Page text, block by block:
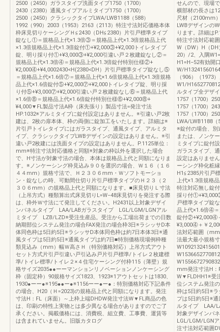
2500（2450）ガラスタイプ洗面タイプ1750（1700）
2430（2380）通風タイプアルミタイプ1750（1700）
2500（2450）クラシックタイプLWA/LWB1188（588）
1992（990）2003（1953）2163（2113）特注寸法対応価格本体
枠床見切りケーシングＨ≦2430（DH≦2380）片引戸標準タイプ
錠なし①＝規格品上代×1.3倍③＝規格品上代×1.3倍規格品上代
×1.3倍規格品上代×1.3倍錠付①+¥2,000③+¥2,000トイレタイプ
錠、明り採り付①+¥3,000③+¥2,000引違い戸２枚建錠なし②＝
規格品上代×1.3倍④＝規格品上代×1.3倍錠付特別仕様②+
¥2,000④+¥4,0002430<H(2380<DH）片引戸標準タイプ錠なし⑤
＝規格品上代×1.6倍⑦＝規格品上代×1.6倍規格品上代×1.3倍規格
品上代×1.6倍錠付⑤+¥2,000⑦+¥2,000トイレタイプ錠、明り採
り付⑤+¥3,000⑦+¥2,000引違い戸２枚建錠なし⑥＝規格品上代
×1.6倍⑧＝規格品上代×1.6倍錠付特別仕様⑥+¥2,000⑧+
¥4,000▼FL製品寸法A枠（床先張り）製品寸法=発注寸法
HP.1032※アルミタイプに錠付設定はありません。※引違い戸2枚
建は、2枚の扉本体、枠の両側に錠加工をいたします。詳細は※
片引戸トイレタイプにはガラスタイプ、通風タイプ、アルミタ
イプ、クラシックタイプLWBデザインの設定はありません。※引
違い戸2枚建には洗面タイプの設定はありません。P.1125単位：
mm※特注寸法対応価格と同額※対象の枠以外を選択した場合
で、H寸法が対象寸法の場合、本体は規格品上代と同額になりま
す。※ノンケーシング枠見込み９０を選択の場合、Ｗ１６（１６
４４mm）規格寸法で、Ｈ２３０６mm・Ｗソフトモーショ
ン・錠なしの時、可動間仕切り片引戸標準タイプのＨ２３（２
３０６mm）の規格品上代と同額になります。■床見切りＬ寸法
（上吊方式）種類算出式床見切りL=W−48床見切りを発注する際
は、枠外Ｗ寸法にて発注してください。H2431以上対象デザイ
ンパネルタイプ LAA/LABガラスタイプ LGL/LGM/LGNアル
ミタイプ LZB/LZD※受注生産品。受注から工場出荷までの日数
納期部位システム発注の場合FAX発注の場合枠3日※ラシッサD本
体同色枠は5日約5日※ラシッサD本体同色枠は約7日本体3日※通
風タイプは5日約5日※通風タイプは約7日■特別価格現場例枠種
類見込み（mm）幅Ｗ高さＨ（特別価格対応）上吊方式アウト
セット方式片引戸引違い戸引込み戸片引戸標準/トイレ２枚建標
準/トイレ標準/トイレ２×４住宅ケーシング付枠115（薄壁）規
格サイズ2035●●ーーマンションリノベーションノンケーシング
枠（固定枠）90規格サイズ1823、1923※1アウトセットは1830、
1930●ーー●※195●●ー●※1156ーー●ー●：特別価格対応下記条件
の場合、H20（Ｈ=2023)の規格品上代と同額になります。発注
寸法H：FL（床面）～上枠上端DHDW発注寸法W▼FL商品の色
は、印刷の特性上実物とは多少異なる場合がありますのでご了
承ください。掲載価格には、消費税、組立費、工事費、運賃等
は含まれていません。旧版カタログ
せんので、現場
横部材の長さは
尺材（2100mm
LWBデザインの
ります。詳細は
特注寸法対応範
W（DW）H（
20）/2、入隅
H1=H−52有効開
W/
（906）（1973
W1/
ルタイプ全デザ
1757（1700）
1757（1700）
1757（1700）
LWA/LWB1188
※錠付の場合、別
または、ノンケ
ミタイプに錠付
ガラスタイプ、
設定はありませ
ーシング枠化粧
H1≦2385片引戸
上代×1.3倍規格
特注対応無し錠
採り付
戸標準タイプ錠
品上代×1.6倍④＝
錠付②+¥2,000④
¥3,000④＋￥
法対応範囲（
法最大最小規格
mm発注寸法H：
W▼FLDHH1※受
位システム発注
枠は5日約5日※
プは5日約5日※
ルタイプ LAA/
対象デザインパ
LGL/LGM/LGN
注寸法対応範囲